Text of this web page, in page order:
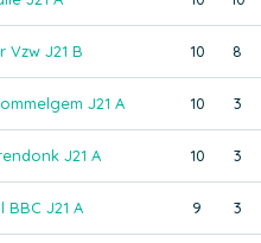
Vzw J21 B 10 8
J21 A 10 3
J21 A 10 3
BBC J21 A 9 3